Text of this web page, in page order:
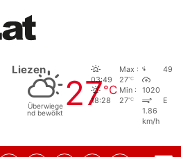
Liezen
Überwiege
nd bewölkt 27°C
03:49
18:28
Max :
27°C
Min :
27°C
49
1020
E
1.86
km/h